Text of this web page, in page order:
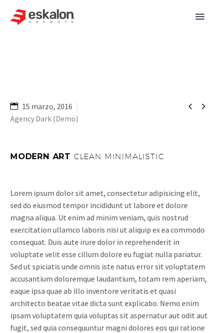
 
15 marzo, 2016
Agency Dark (Demo)
MODERN ART CLEAN MINIMALISTIC
Lorem ipsum dolor sit amet, consectetur adipisicing elit,
sed do eiusmod tempor incididunt ut labore et dolore
magna aliqua. Ut enim ad minim veniam, quis nostrud
exercitation ullamco laboris nisi ut aliquip ex ea commodo
consequat. Duis aute irure dolor in reprehenderit in
voluptate velit esse cillum dolore eu fugiat nulla pariatur.
Sed ut spiciatis unde omnis iste natus error sit voluptatem
accusantium doloremque laudantium, totam rem aperiam,
eaque ipsa quae ab illo inventore veritatis et quasi
architecto beatae vitae dicta sunt explicabo. Nemo enim
ipsam voluptatem quia voluptas sit aspernatur aut odit aut
fugit, sed quia consequuntur magni dolores eos qui ratione